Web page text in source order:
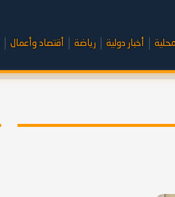
محلية أخبار دولية رياضة أقتصاد وأعمال